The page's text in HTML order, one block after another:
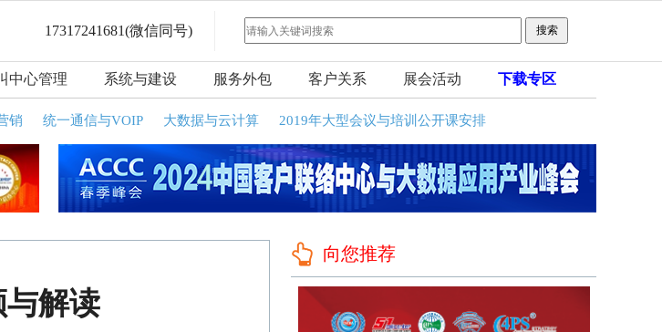
17317241681(微信同号)
中心管理 系统与建设 服务外包 客户关系 展会活动 下载专区
销 统一通信与VOIP 大数据与云计算 2019年大型会议与培训公开课安排
与解读
向您推荐